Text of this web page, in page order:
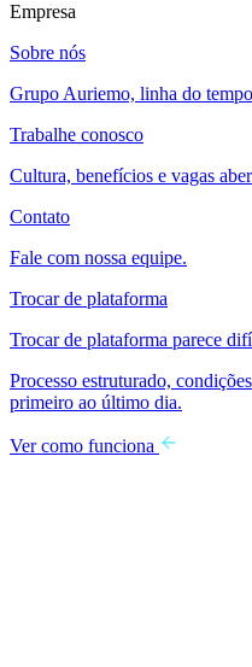
Empresa
Sobre nós
Grupo Auriemo, linha do
Trabalhe conosco
Cultura, benefícios e vagas
Contato
Fale com nossa equipe.
Trocar de plataforma
Trocar de plataforma parece
Processo estruturado,
primeiro ao último dia.
Ver como funciona